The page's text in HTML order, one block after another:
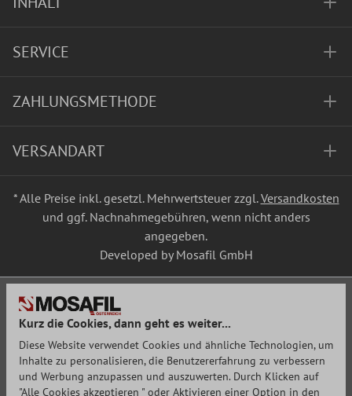
SERVICE
ZAHLUNGSMETHODE
VERSANDART
* Alle Preise inkl. gesetzl. Mehrwertsteuer zzgl.Versandkosten
und ggf. Nachnahmegebühren, wenn nicht anders
angegeben.
Developed by Mosafil GmbH
Kurz die Cookies, dann geht es weiter...
Diese Website verwendet Cookies und ähnliche Technologien, um
Inhalte zu personalisieren, die Benutzererfahrung zu verbessern
und Werbung anzupassen und auszuwerten. Durch Klicken auf
"Alle Cookies akzeptieren " oder Aktivieren einer Option in den